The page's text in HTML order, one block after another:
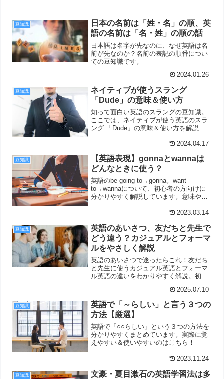
豆知識
日本の名前は「姓・名」の順、英
語の名前は「名・姓」の順の話
日本語は名字が先なのに、なぜ英語は名
前が先なのか？名前の表記の順番につい
ての豆知識です。
2024.01.26
豆知識
ネイティブが使うスラング
「Dude」の意味＆使い方
知って面白い英語のスラングの豆知識。
ここでは、ネイティブが使う英語のスラ
ング 「Dude」の意味＆使い方を解説し
2024.04.17
豆知識
【英語表現】gonnaとwannaは
どんなときに使う？
英語のbe going to→gonna。want
to→wannaについて、初心者の方向けに
分かりやすく解説しています。意味や使
2023.03.14
豆知識
英語のあいさつ、友だちと先生で
どう違う？カジュアルとフォーマ
ルをやさしく解説
英語のあいさつで迷ったらこれ！友だち
と先生に使うカジュアル英語とフォーマ
ル英語の違いをわかりやすく解説。初心
2025.07.10
豆知識
英語で「～らしい」と言う３つの
方法【厳選】
英語で「○○らしい」という３つの方法を
分かりやすくまとめています。実際に覚
えやすい＆使いやすいのはこちら！
2023.11.24
豆知識
文豪・夏目漱石の英語学習法は多